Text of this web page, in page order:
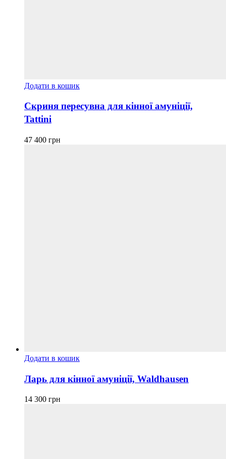
Додати в кошик
Скриня пересувна для кінної амуніції,
Tattini
47 400 грн
Додати в кошик
Ларь для кінної амуніції, Waldhausen
14 300 грн